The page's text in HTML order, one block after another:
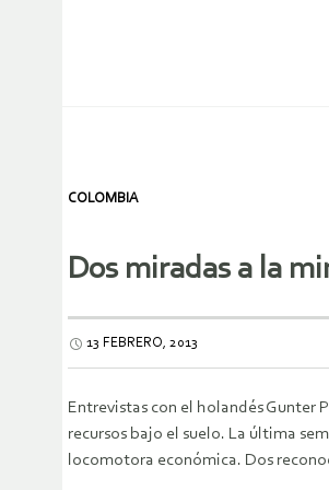
COLOMBIA
Dos miradas a la
13 FEBRERO, 2013
Entrevistas con el holandés Gunter
recursos bajo el suelo. La última
locomotora económica. Dos